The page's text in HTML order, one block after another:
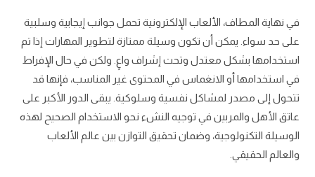
في نهاية المطاف، الألعاب الإلكترونية تحمل جوانب إيجابية وسلبية
على حد سواء. يمكن أن تكون وسيلة ممتازة لتطوير المهارات إذا تم
استخدامها بشكل معتدل وتحت إشراف واعٍ. ولكن في حال الإفراط
في استخدامها أو الانغماس في المحتوى غير المناسب، فإنها قد
تتحول إلى مصدر لمشاكل نفسية وسلوكية. يبقى الدور الأكبر على
عاتق الأهل والمربين في توجيه النشء نحو الاستخدام الصحيح لهذه
الوسيلة التكنولوجية، وضمان تحقيق التوازن بين عالم الألعاب
والعالم الحقيقي.